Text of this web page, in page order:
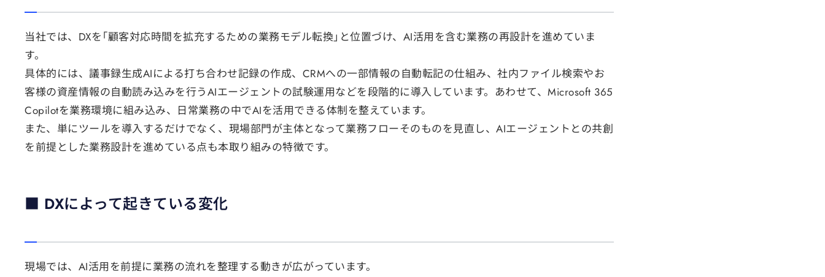
当社では、DXを「顧客対応時間を拡充するための業務モデル転換」と位置づけ、AI活用を含む業務の再設計を進めていま
す。
具体的には、議事録生成AIによる打ち合わせ記録の作成、CRMへの一部情報の自動転記の仕組み、社内ファイル検索やお
客様の資産情報の自動読み込みを行うAIエージェントの試験運用などを段階的に導入しています。あわせて、Microsoft 365
Copilotを業務環境に組み込み、日常業務の中でAIを活用できる体制を整えています。
また、単にツールを導入するだけでなく、現場部門が主体となって業務フローそのものを見直し、AIエージェントとの共創
を前提とした業務設計を進めている点も本取り組みの特徴です。
■ DXによって起きている変化
現場では、AI活用を前提に業務の流れを整理する動きが広がっています。